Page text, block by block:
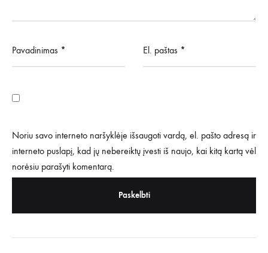
Pavadinimas * El. paštas *
Noriu savo interneto naršyklėje išsaugoti vardą, el. pašto adresą ir
interneto puslapį, kad jų nebereiktų įvesti iš naujo, kai kitą kartą vėl
norėsiu parašyti komentarą.